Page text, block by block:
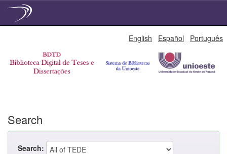
English Español Português
Search
Search: